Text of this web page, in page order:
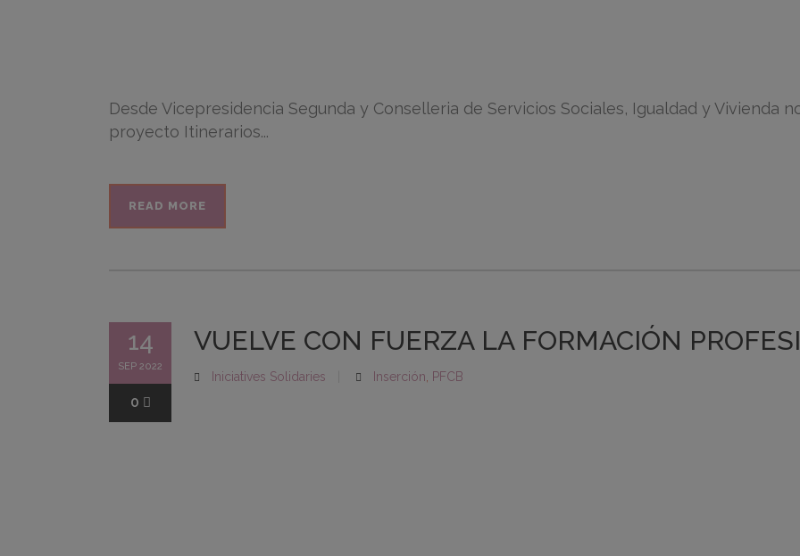
Desde Vicepresidencia Segunda y Conselleria de Servicios Sociales, Igualdad y Vivienda
proyecto Itinerarios...
READ MORE
14
SEP 2022
0
VUELVE CON FUERZA LA FORMACIÓN
Iniciatives Solidaries Inserción PFCB